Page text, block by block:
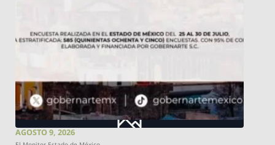
AGOSTO 9, 2026